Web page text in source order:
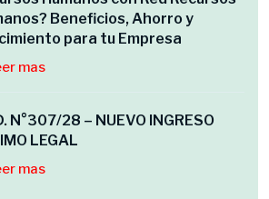
Beneficios, Ahorro y
para tu Empresa
mas
N°307/28 – NUEVO INGRESO
LEGAL
mas